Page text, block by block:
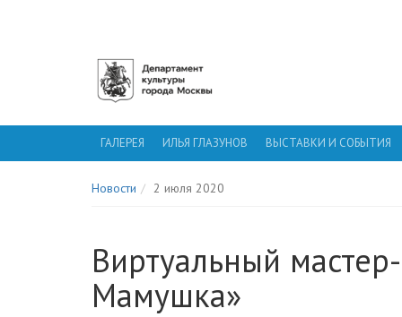
ГАЛЕРЕЯ ИЛЬИ ГЛАЗУНОВА
ГАЛЕРЕЯ ИЛЬЯ ГЛАЗУНОВ ВЫСТАВКИ И СОБЫТИЯ
Новости 2 июля 2020
Виртуальный
Мамушка»